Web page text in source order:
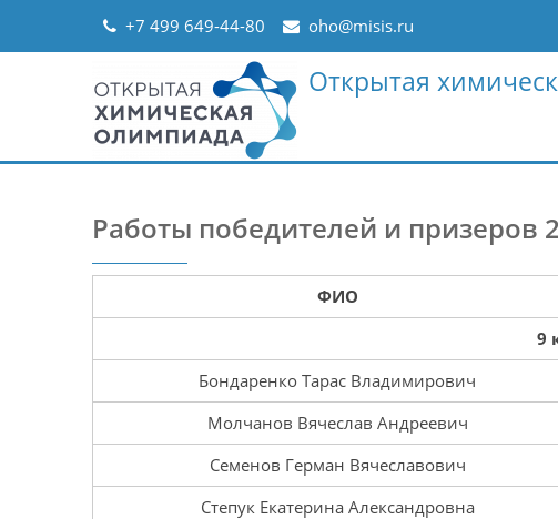
+7 499 649-44-80 oho@misis.ru
Открытая
Работы победителей и призеров
ФИО
9
Бондаренко Тарас Владимирович
Молчанов Вячеслав Андреевич
Семенов Герман Вячеславович
Степук Екатерина Александровна